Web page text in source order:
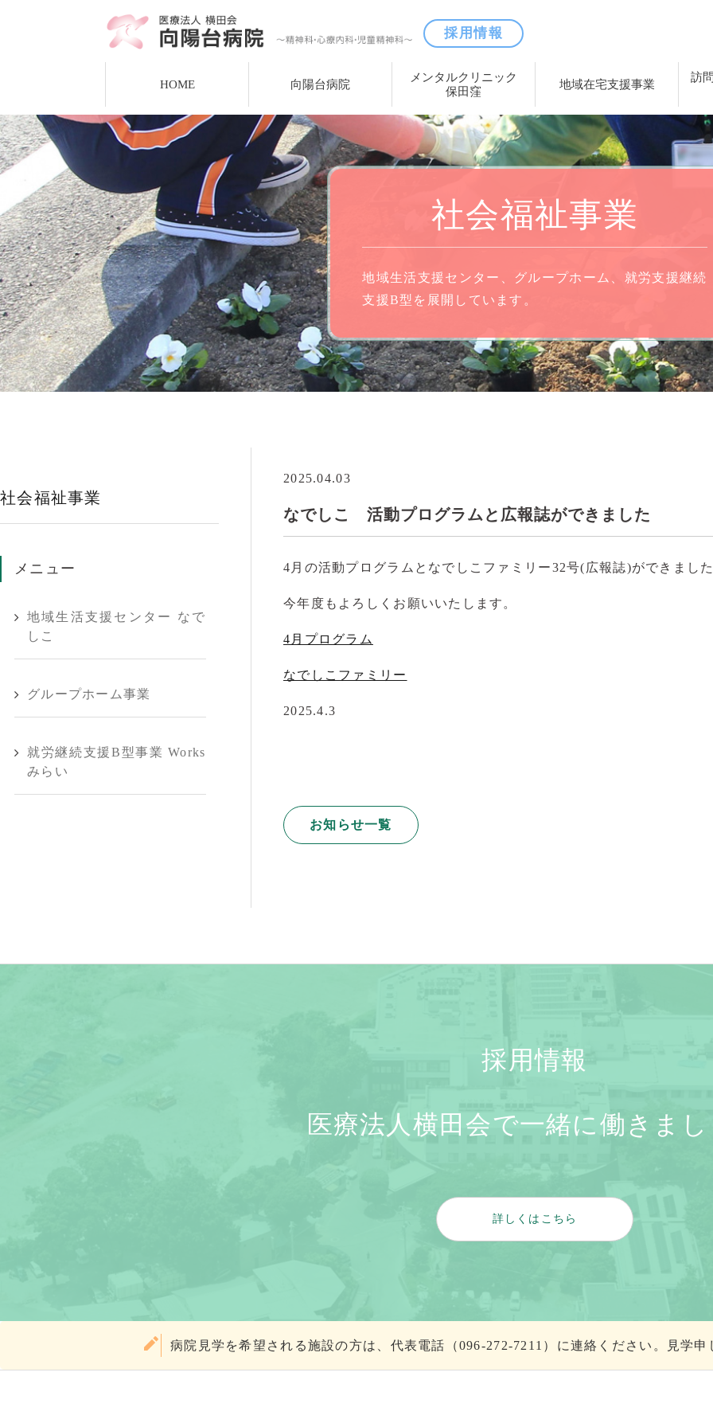
採用情報
HOME 向陽台病院
メンタルクリニック
保田窪
地域在宅支援事業
訪
社会福祉事業
地域生活支援センター、グループホーム、就労支援継続
支援B型を展開しています。
2025.04.03
なでしこ 活動プログラムと広報誌ができました
4月の活動プログラムとなでしこファミリー32号(広報誌)ができまし
今年度もよろしくお願いいたします。
4月プログラム
なでしこファミリー
2025.4.3
お知らせ一覧
社会福祉事業
メニュー
地域生活支援センター なで
しこ
グループホーム事業
就労継続支援B型事業 Works
みらい
採用情報
医療法人横田会で一緒に働きま
詳しくはこちら
病院見学を希望される施設の方は、代表電話（096-272-7211）に連絡ください。見学